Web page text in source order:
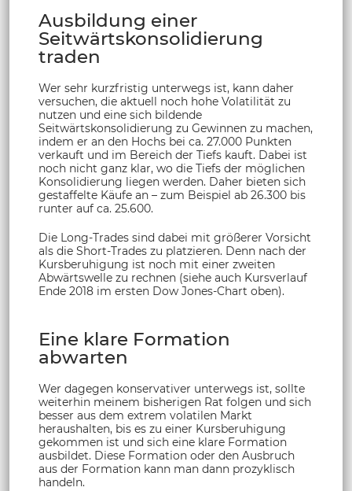
Ausbildung einer
Seitwärtskonsolidierung
traden
Wer sehr kurzfristig unterwegs ist, kann daher
versuchen, die aktuell noch hohe Volatilität zu
nutzen und eine sich bildende
Seitwärtskonsolidierung zu Gewinnen zu machen,
indem er an den Hochs bei ca. 27.000 Punkten
verkauft und im Bereich der Tiefs kauft. Dabei ist
noch nicht ganz klar, wo die Tiefs der möglichen
Konsolidierung liegen werden. Daher bieten sich
gestaffelte Käufe an – zum Beispiel ab 26.300 bis
runter auf ca. 25.600.
Die Long-Trades sind dabei mit größerer Vorsicht
als die Short-Trades zu platzieren. Denn nach der
Kursberuhigung ist noch mit einer zweiten
Abwärtswelle zu rechnen (siehe auch Kursverlauf
Ende 2018 im ersten Dow Jones-Chart oben).
Eine klare Formation
abwarten
Wer dagegen konservativer unterwegs ist, sollte
weiterhin meinem bisherigen Rat folgen und sich
besser aus dem extrem volatilen Markt
heraushalten, bis es zu einer Kursberuhigung
gekommen ist und sich eine klare Formation
ausbildet. Diese Formation oder den Ausbruch
aus der Formation kann man dann prozyklisch
handeln.